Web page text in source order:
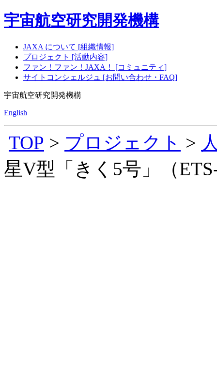
宇宙航空研究開発機構
JAXA について [組織情報]
プロジェクト [活動内容]
ファン！ファン！JAXA！ [コミュニティ]
サイトコンシェルジュ [お問い合わせ・FAQ]
宇宙航空研究開発機構
English
TOP > プロジェクト >
星V型「きく5号」（